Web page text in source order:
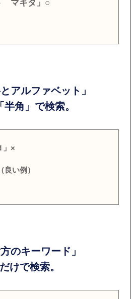
マキタ」○
アルファベット」
角」で検索。
」×
い例）
のキーワード」
けで検索。